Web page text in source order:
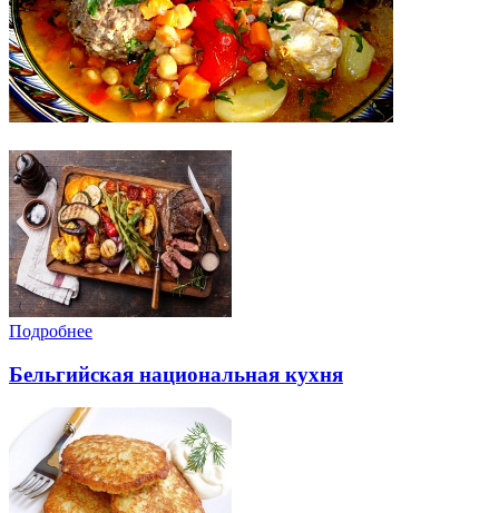
Подробнее
Бельгийская национальная кухня